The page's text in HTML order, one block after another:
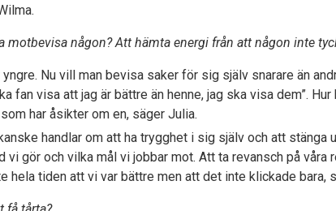
någon? Att hämta energi från att någon inte
Nu vill man bevisa saker för sig själv snarare än
fan visa att jag är bättre än henne, jag ska visa dem”.
har åsikter om en, säger Julia.
handlar om att ha trygghet i sig själv och att stänga
vi gör och vilka mål vi jobbar mot. Att ta revansch på våra
hela tiden att vi var bättre men att det inte klickade bara,